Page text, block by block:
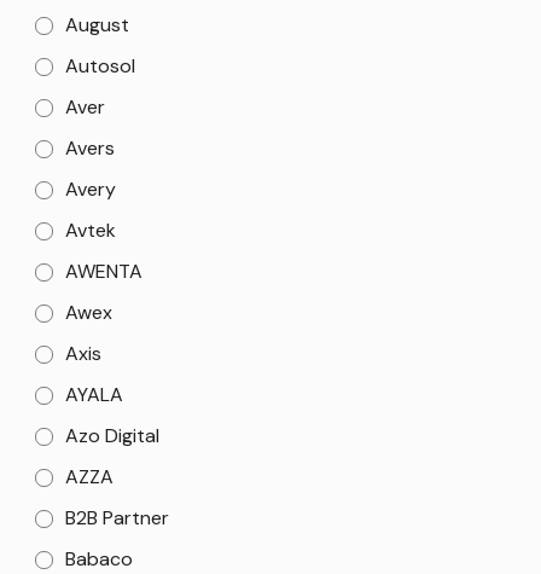
August
Autosol
Aver
Avers
Avery
Avtek
AWENTA
Awex
Axis
AYALA
Azo Digital
AZZA
B2B Partner
Babaco